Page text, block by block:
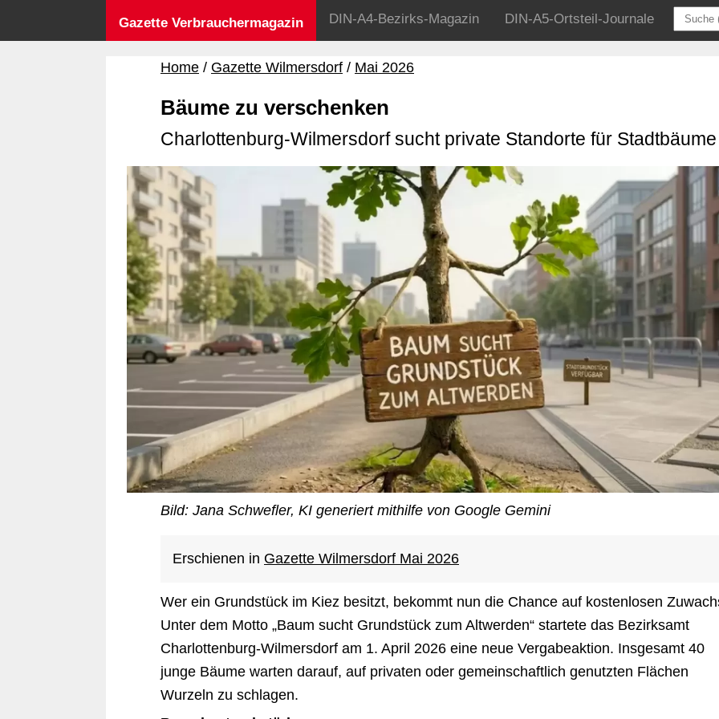
Gazette Verbrauchermagazin DIN-A4-Bezirks-Magazin DIN-A5-Ortsteil-Journale
Home Gazette Wilmersdorf Mai 2026
Bäume zu verschenken
Charlottenburg-Wilmersdorf sucht private Standorte für Stadtbäume
Bild: Jana Schwefler, KI generiert mithilfe von Google Gemini
Erschienen in Gazette Wilmersdorf Mai 2026
Wer ein Grundstück im Kiez besitzt, bekommt nun die Chance auf kostenlosen
Unter dem Motto „Baum sucht Grundstück zum Altwerden“ startete das Bezirksamt
Charlottenburg-Wilmersdorf am 1. April 2026 eine neue Vergabeaktion. Insgesamt 40
junge Bäume warten darauf, auf privaten oder gemeinschaftlich genutzten Flächen
Wurzeln zu schlagen.